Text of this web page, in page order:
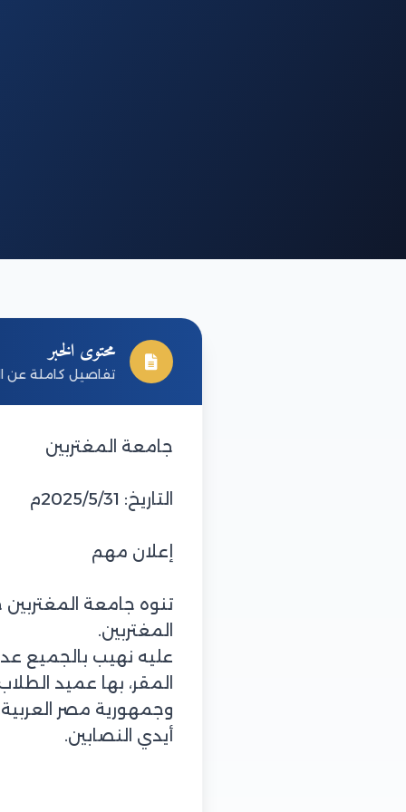
محتوى الخبر
تفاصيل كاملة عن
جامعة المغتربين
التاريخ: 2025/5/31م
إعلان مهم
تنوه جامعة
المغتربين.
عليه نهيب بالجميع
المقر، بها عميد
وجمهورية مصر
أيدي النصابين.